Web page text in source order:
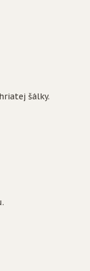
šálky.